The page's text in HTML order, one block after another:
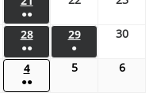
●●
28
●●
29
●
30
4
●●
5 6